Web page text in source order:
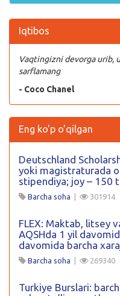
Iqtibos
Vaqtingizni devorga urib,
sarflamang
- Coco Chanel
Eng ko'p o'qilgan
Deutschland
yoki magistraturada
stipendiya; joy – 150
Barcha soha | 301914
FLEX: Maktab, litsey
AQSHda 1 yil
davomida barcha
Barcha soha | 269340
Turkiye Burslari: